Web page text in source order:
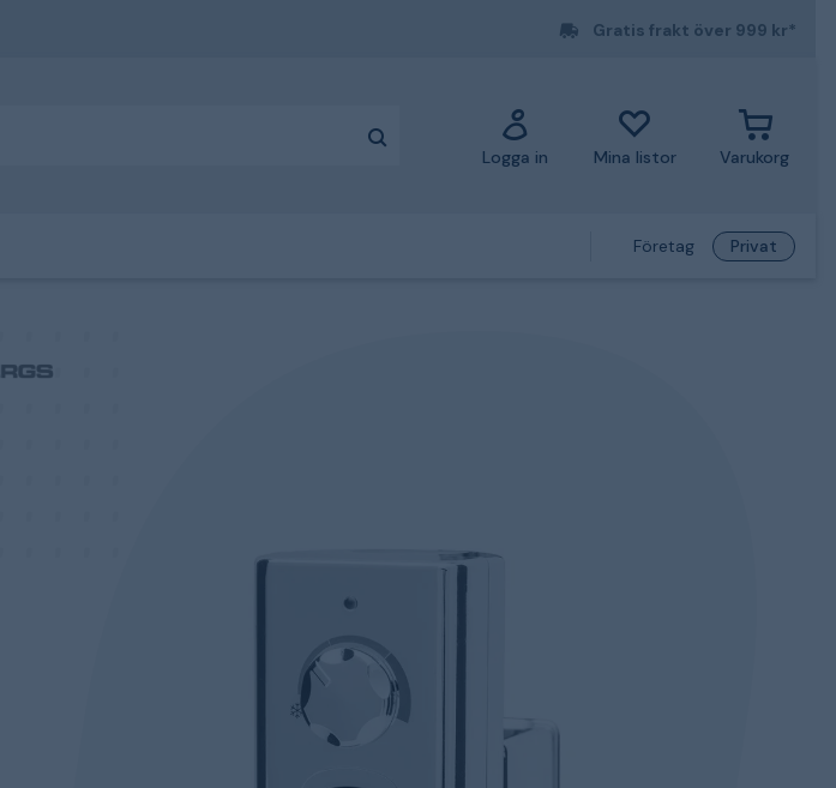
Gratis frakt över 999 kr*
Logga in Mina listor Varukorg
Företag Privat